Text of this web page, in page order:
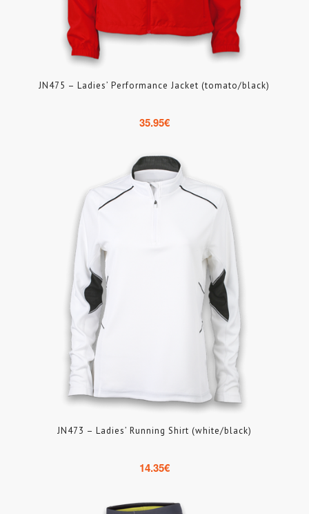
JN475 – Ladies’ Performance Jacket (tomato/black)
35.95€
JN473 – Ladies’ Running Shirt (white/black)
14.35€